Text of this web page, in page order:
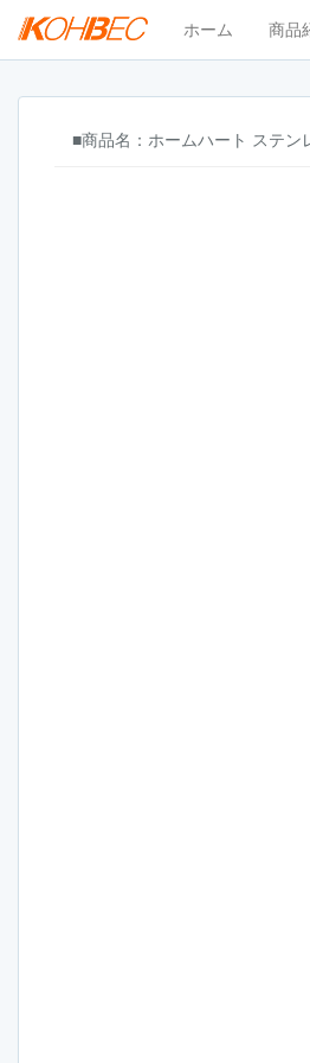
ホーム 商品
■商品名：ホームハート ステン